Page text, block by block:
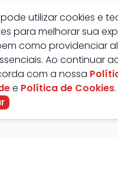
utilizar cookies e
para melhorar sua
como providenciar
Ao continuar
com a nossa
e Política de Cookies.